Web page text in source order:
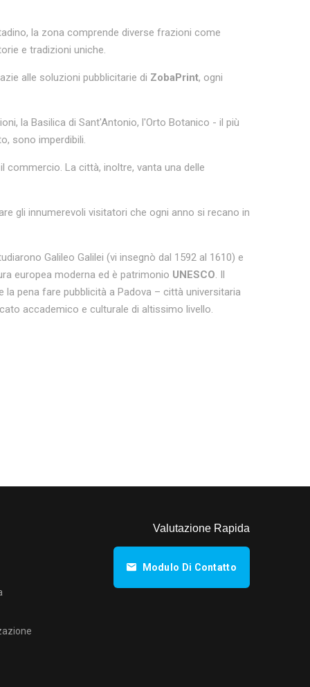
la zona comprende diverse frazioni come
e tradizioni uniche.
alle soluzioni pubblicitarie di ZobaPrint, ogni
la Basilica di Sant'Antonio, l'Orto Botanico - il più
sono imperdibili.
commercio. La città, inoltre, vanta una delle
gli innumerevoli visitatori che ogni anno si recano in
Galileo Galilei (vi insegnò dal 1592 al 1610) e
europea moderna ed è patrimonio UNESCO. Il
la pena fare pubblicità a Padova – città universitaria
accademico e culturale di altissimo livello.
Valutazione Rapida
Modulo Di Contatto